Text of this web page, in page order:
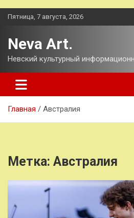
Перейти
Пятница, 7 августа, 2026
Neva Art.
Невский культурный
Главная Австралия
Метка: Австралия